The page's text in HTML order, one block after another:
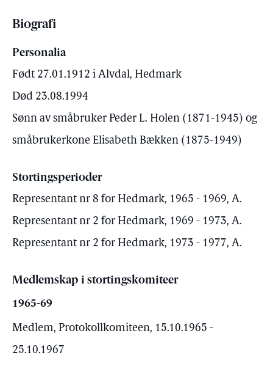
Biografi
Personalia
Født 27.01.1912 i Alvdal, Hedmark
Død 23.08.1994
Sønn av småbruker Peder L. Holen (1871-1945) og
småbrukerkone Elisabeth Bækken (1875-1949)
Stortingsperioder
Representant nr 8 for Hedmark, 1965 - 1969, A.
Representant nr 2 for Hedmark, 1969 - 1973, A.
Representant nr 2 for Hedmark, 1973 - 1977, A.
Medlemskap i stortingskomiteer
1965-69
Medlem, Protokollkomiteen, 15.10.1965 -
25.10.1967